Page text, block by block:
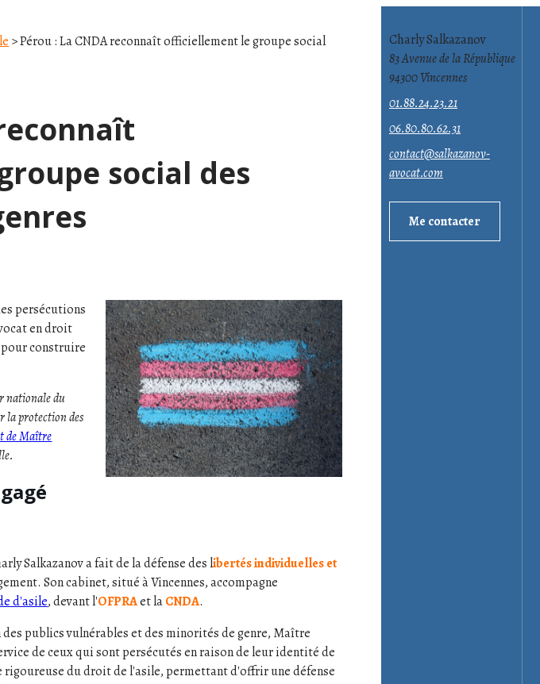
Charly Salkazanov
83 Avenue de la République
94300 Vincennes
01.88.24.23.21
06.80.80.62.31
contact@salkazanov-
avocat.com
Me contacter
> Pérou : La CNDA reconnaît officiellement le groupe social
social des
persécutions
en droit
construire
nationale du
la protection des
de Maître
Salkazanov a fait de la défense des libertés individuelles et
Son cabinet, situé à Vincennes, accompagne
d'asile, devant l'OFPRAet laCNDA.
publics vulnérables et des minorités de genre, Maître
de ceux qui sont persécutés en raison de leur identité de
rigoureuse du droit de l'asile, permettant d'offrir une défense